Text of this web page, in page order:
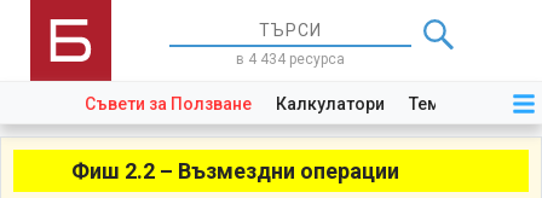
в 4 434 ресурса
Съвети за Ползване Калкулатори Теми Закони
Фиш 2.2 – Възмездни операции